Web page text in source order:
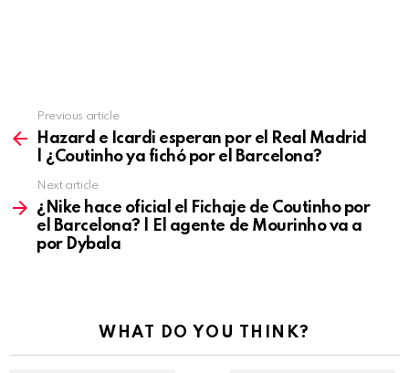
more
Previous article
Hazard e Icardi esperan por el Real Madrid
| ¿Coutinho ya fichó por el Barcelona?
Next article
¿Nike hace oficial el Fichaje de Coutinho por
el Barcelona? | El agente de Mourinho va a
por Dybala
WHAT DO YOU THINK?